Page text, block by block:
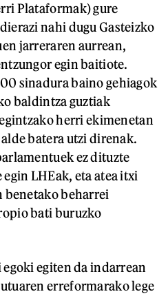
Plataformak) gure
nahi dugu Gasteizko
jarreraren aurrean,
egin baitiote.
sinadura baino gehiagok
baldintza guztiak
herri ekimenetan
batera utzi direnak.
ez dituzte
LHEak, eta atea itxi
beharrei
bati buruzko
egiten da indarrean
erreformarako lege